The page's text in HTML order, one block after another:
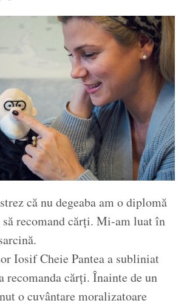
Ziua culorii
că nu degeaba am o diplomă
recomand cărți. Mi-am luat în
Iosif Cheie Pantea a subliniat
recomanda cărți. Înainte de un
o cuvântare moralizatoare